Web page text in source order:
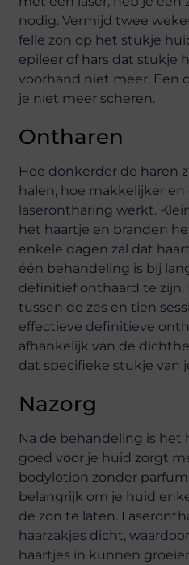
nodig. Vermijd twee
felle zon op het stukje
epileer of hars dat stukje
voorhand niet meer. Een
je niet meer scheren.
Ontharen
Hoe donkerder de haren
halen, hoe makkelijker
laserontharing werkt.
het haartje en branden
enkele dagen zal dat
één behandeling is bij
definitief onthaard te zijn.
tussen de zes en tien
effectieve definitieve
afhankelijk van de
dat specifieke stukje van
Nazorg
Na de behandeling is het
goed voor je huid zorgt
bodylotion zonder
belangrijk om je huid
de zon te laten.
haarzakjes dicht,
haartjes in kunnen